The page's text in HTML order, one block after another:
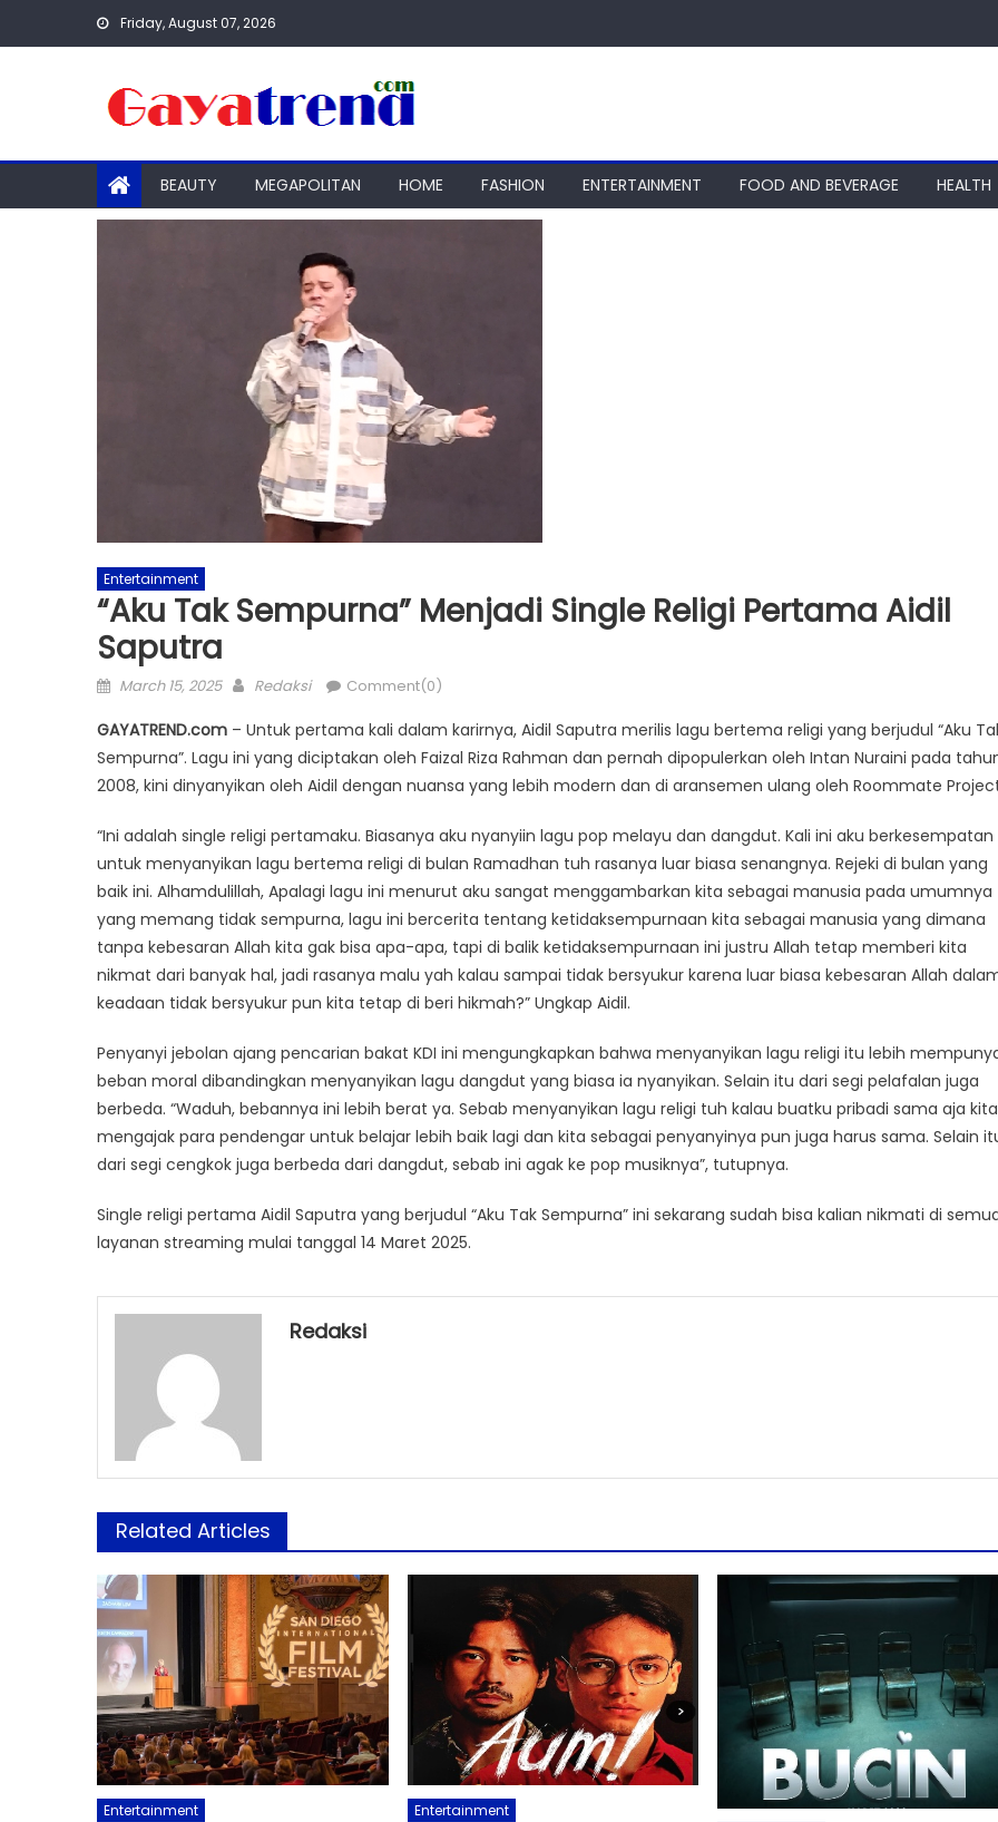
Friday, August 07, 2026
BEAUTY MEGAPOLITAN HOME FASHION ENTERTAINMENT FOOD AND BEVERAGE HEALTH
Entertainment
“Aku Tak Sempurna” Menjadi Single Religi Pertama Aidil
Saputra
Posted
March 15, 2025 Author
Redaksi Comment(0)
GAYATREND.com – Untuk pertama kali dalam karirnya, Aidil Saputra merilis lagu bertema religi yang berjudul “Aku
Sempurna”. Lagu ini yang diciptakan oleh Faizal Riza Rahman dan pernah dipopulerkan oleh Intan Nuraini pada
2008, kini dinyanyikan oleh Aidil dengan nuansa yang lebih modern dan di aransemen ulang oleh Roommate
“Ini adalah single religi pertamaku. Biasanya aku nyanyiin lagu pop melayu dan dangdut. Kali ini aku berkesempatan
untuk menyanyikan lagu bertema religi di bulan Ramadhan tuh rasanya luar biasa senangnya. Rejeki di bulan yang
baik ini. Alhamdulillah, Apalagi lagu ini menurut aku sangat menggambarkan kita sebagai manusia pada umumnya
yang memang tidak sempurna, lagu ini bercerita tentang ketidaksempurnaan kita sebagai manusia yang dimana
tanpa kebesaran Allah kita gak bisa apa-apa, tapi di balik ketidaksempurnaan ini justru Allah tetap memberi kita
nikmat dari banyak hal, jadi rasanya malu yah kalau sampai tidak bersyukur karena luar biasa kebesaran Allah
keadaan tidak bersyukur pun kita tetap di beri hikmah?” Ungkap Aidil.
Penyanyi jebolan ajang pencarian bakat KDI ini mengungkapkan bahwa menyanyikan lagu religi itu lebih
beban moral dibandingkan menyanyikan lagu dangdut yang biasa ia nyanyikan. Selain itu dari segi pelafalan juga
berbeda. “Waduh, bebannya ini lebih berat ya. Sebab menyanyikan lagu religi tuh kalau buatku pribadi sama aja kita
mengajak para pendengar untuk belajar lebih baik lagi dan kita sebagai penyanyinya pun juga harus sama. Selain
dari segi cengkok juga berbeda dari dangdut, sebab ini agak ke pop musiknya”, tutupnya.
Single religi pertama Aidil Saputra yang berjudul “Aku Tak Sempurna” ini sekarang sudah bisa kalian nikmati di
layanan streaming mulai tanggal 14 Maret 2025.
Redaksi
Related Articles
Entertainment Entertainment